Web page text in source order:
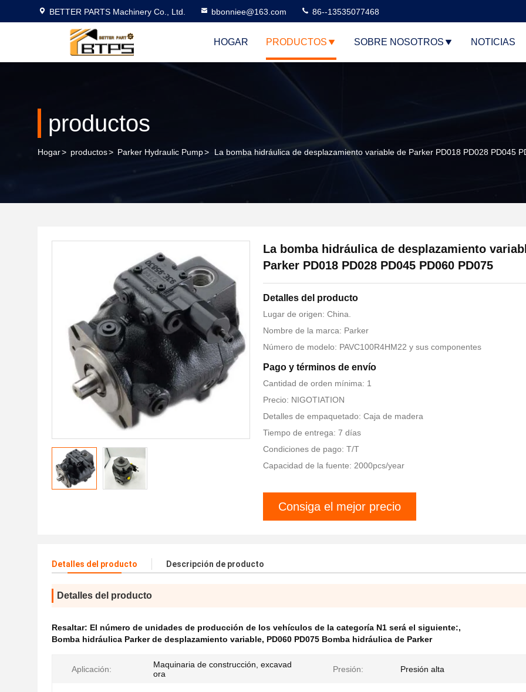
BETTER PARTS Machinery Co., Ltd. bbonniee@163.com 86--13535077468
HOGAR PRODUCTOS SOBRE NOSOTROS NOTICIAS
productos
Hogar> productos> Parker Hydraulic Pump> La bomba hidráulica de desplazamiento variable de Parker PD018 PD028 PD045
La bomba hidráulica de desplazamiento
Parker PD018 PD028 PD045 PD060 PD075
Detalles del producto
Lugar de origen: China.
Nombre de la marca: Parker
Número de modelo: PAVC100R4HM22 y sus componentes
Pago y términos de envío
Cantidad de orden mínima: 1
Precio: NIGOTIATION
Detalles de empaquetado: Caja de madera
Tiempo de entrega: 7 días
Condiciones de pago: T/T
Capacidad de la fuente: 2000pcs/year
Consiga el mejor precio
Detalles del producto Descripción de producto
Detalles del producto
Resaltar: El número de unidades de producción de los vehículos de la categoría N1 será el siguiente:,
Bomba hidráulica Parker de desplazamiento variable, PD060 PD075 Bomba hidráulica de Parker
Aplicación:
Maquinaria de construcción, excavad
ora
Presión: Presión alta